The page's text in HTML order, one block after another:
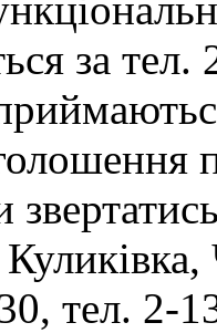
за
тел. 2-